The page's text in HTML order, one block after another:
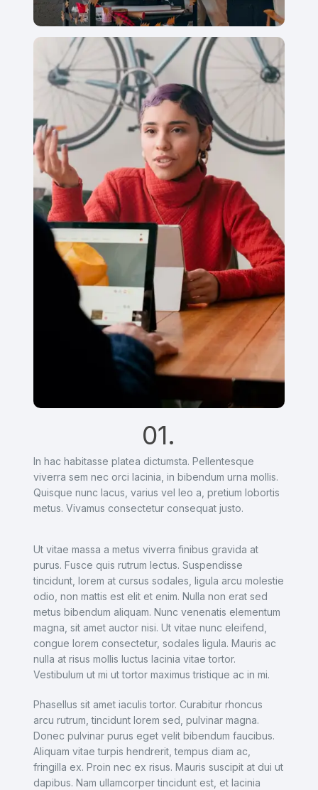
01.
In hac habitasse platea dictumsta. Pellentesque
viverra sem nec orci lacinia, in bibendum urna mollis.
Quisque nunc lacus, varius vel leo a, pretium lobortis
metus. Vivamus consectetur consequat justo.
Ut vitae massa a metus viverra finibus gravida at
purus. Fusce quis rutrum lectus. Suspendisse
tincidunt, lorem at cursus sodales, ligula arcu molestie
odio, non mattis est elit et enim. Nulla non erat sed
metus bibendum aliquam. Nunc venenatis elementum
magna, sit amet auctor nisi. Ut vitae nunc eleifend,
congue lorem consectetur, sodales ligula. Mauris ac
nulla at risus mollis luctus lacinia vitae tortor.
Vestibulum ut mi ut tortor maximus tristique ac in mi.
Phasellus sit amet iaculis tortor. Curabitur rhoncus
arcu rutrum, tincidunt lorem sed, pulvinar magna.
Donec pulvinar purus eget velit bibendum faucibus.
Aliquam vitae turpis hendrerit, tempus diam ac,
fringilla ex. Proin nec ex risus. Mauris suscipit at dui ut
dapibus. Nam ullamcorper tincidunt est, et lacinia